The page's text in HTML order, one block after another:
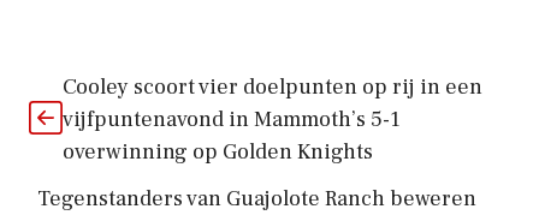
Cooley scoort vier doelpunten op rij in een
vijfpuntenavond in Mammoth’s 5-1
overwinning op Golden Knights
Tegenstanders van Guajolote Ranch beweren